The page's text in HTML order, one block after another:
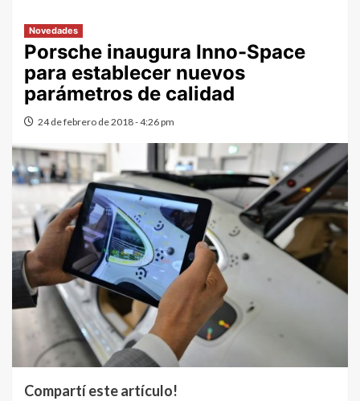
Novedades
Porsche inaugura Inno-Space
para establecer nuevos
parámetros de calidad
24 de febrero de 2018 - 4:26 pm
Compartí este artículo!